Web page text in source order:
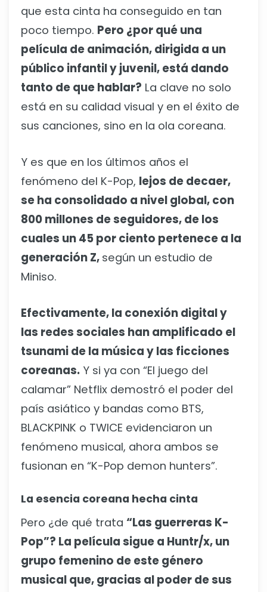
que esta cinta ha conseguido en tan
poco tiempo. Pero ¿por qué una
película de animación, dirigida a un
público infantil y juvenil, está dando
tanto de que hablar? La clave no solo
está en su calidad visual y en el éxito de
sus canciones, sino en la ola coreana.
Y es que en los últimos años el
fenómeno del K-Pop, lejos de decaer,
se ha consolidado a nivel global, con
800 millones de seguidores, de los
cuales un 45 por ciento pertenece a la
generación Z, según un estudio de
Miniso.
Efectivamente, la conexión digital y
las redes sociales han amplificado el
tsunami de la música y las ficciones
coreanas. Y si ya con “El juego del
calamar” Netflix demostró el poder del
país asiático y bandas como BTS,
BLACKPINK o TWICE evidenciaron un
fenómeno musical, ahora ambos se
fusionan en “K-Pop demon hunters”.
La esencia coreana hecha cinta
Pero ¿de qué trata “Las guerreras K-
Pop”? La película sigue a Huntr/x, un
grupo femenino de este género
musical que, gracias al poder de sus